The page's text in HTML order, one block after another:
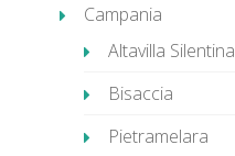
Campania
Altavilla Silentina
Bisaccia
Pietramelara